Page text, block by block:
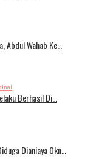
Abdul Wahab Ke…
Berhasil Di…
Dianiaya Okn…